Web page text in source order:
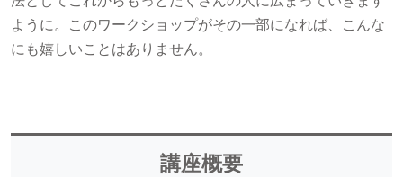
ように。このワークショップがその一部になれば、こんな
にも嬉しいことはありません。
講座概要